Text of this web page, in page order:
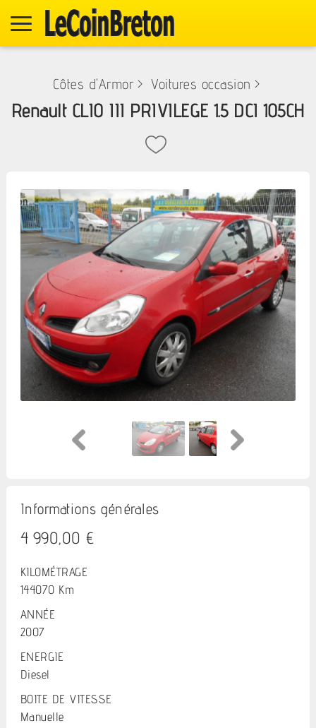
Côtes d'Armor > Voitures occasion >
Renault CLIO III PRIVILEGE 1.5 DCI 105CH
Informations générales
4 990,00 €
KILOMÉTRAGE
144070 Km
ANNÉE
2007
ENERGIE
Diesel
BOITE DE VITESSE
Manuelle